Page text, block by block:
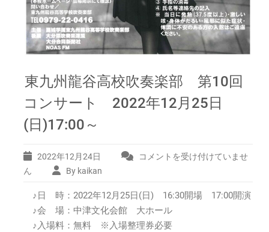
東九州龍谷高校吹奏楽部 第10回
コンサート 2022年12月25日
(日)17:00～
2022年12月24日
東
龍
谷
高
コメントを受け付けていませ
ん
By kaikan
♪日 時：2022年12月25日(日) 16:30開場 17:00開演
♪会 場：中津文化会館 大ホール
♪入場料：無料 ※入場整理券必要